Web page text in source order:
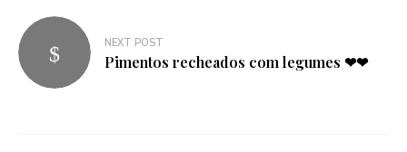
NEXT POST
Pimentos recheados com legumes ❤❤